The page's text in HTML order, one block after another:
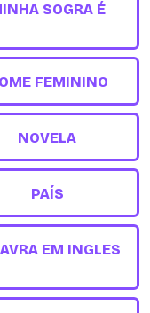
SOGRA É
FEMININO
NOVELA
PAÍS
EM INGLES